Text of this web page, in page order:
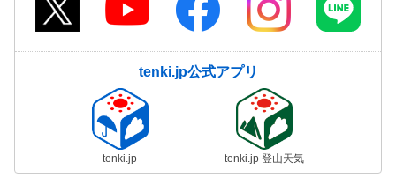
tenki.jp公式アプリ
tenki.jp tenki.jp 登山天気